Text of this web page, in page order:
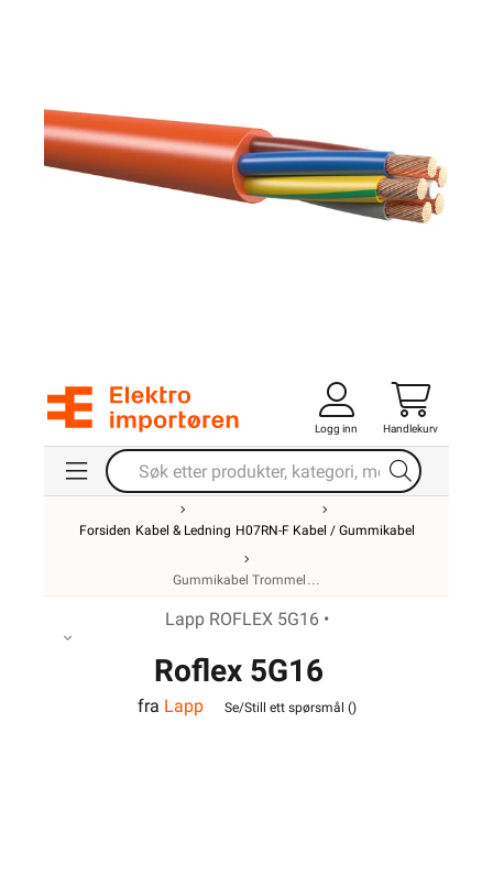
Logg inn Handlekurv
Forsiden Kabel & Ledning H07RN-F Kabel / Gummikabel
Gummikabel Trommel
Lapp ROFLEX 5G16 •
Roflex 5G16
fra Lapp Se/Still ett spørsmål ()